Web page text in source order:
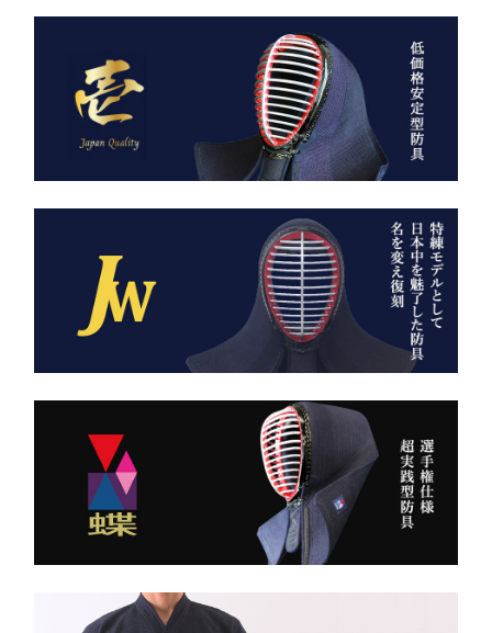
袴、その風合いをぜひご体
感ください。
8800 木綿袴 ―
武州金橋8800 木綿袴
（小島染織工業） × 熊本
日本が誇る伝統織物 武州
金橋（8800番手 木綿生
地） を使用した 本格木綿
生地は明治5年創業の老舗
縫製は熊本の熟練縫製工場
す。
「見た目だけ」では終わら
せない、本物の品質があり
ます。
ただ運ぶための袋ではあり
これは、
強さ・品格・こだわりをま
とうための竹刀袋。
持つだけで気持ちが引き締
道場に入る一歩目から、勝
負のスイッチが入る。
――その一本を、あなたの
手に。